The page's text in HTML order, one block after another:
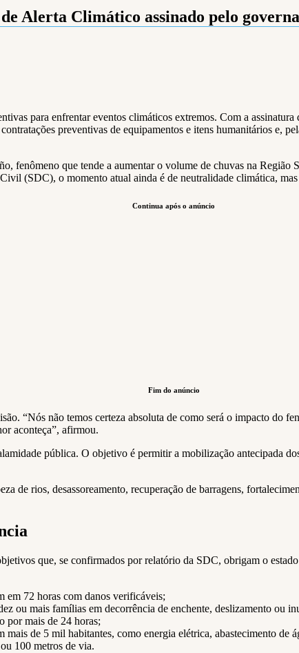
Alerta Climático assinado pelo
para enfrentar eventos climáticos extremos. Com a
preventivas de equipamentos e itens humanitários e,
fenômeno que tende a aumentar o volume de chuvas na Região
(SDC), o momento atual ainda é de neutralidade climática,
Continua após o anúncio
Fim do anúncio
“Nós não temos certeza absoluta de como será o impacto do
aconteça”, afirmou.
pública. O objetivo é permitir a mobilização antecipada
de rios, desassoreamento, recuperação de barragens,
que, se confirmados por relatório da SDC, obrigam o
em 72 horas com danos verificáveis;
ou mais famílias em decorrência de enchente, deslizamento ou
por mais de 24 horas;
de 5 mil habitantes, como energia elétrica, abastecimento de
100 metros de via.